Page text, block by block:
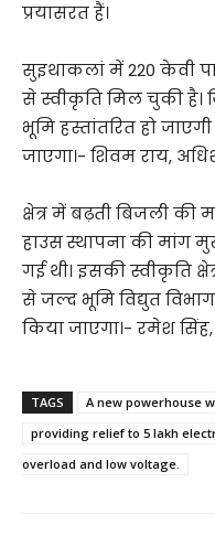
प्रयासरत हैं।
सुइथाकलां में 220 केवी
से स्वीकृति मिल चुकी है।
भूमि हस्तांतरित हो
जाएगा।- शिवम राय,
क्षेत्र में बढ़ती बिजली
हाउस स्थापना की मांग
गई थी। इसकी स्वीकृति
से जल्द भूमि विद्युत
किया जाएगा।- रमेश
TAGS
A new powerhouse
providing relief to 5 lakh
overload and low voltage.